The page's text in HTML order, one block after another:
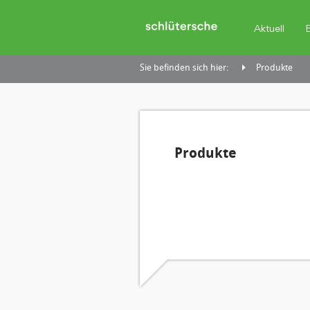
Aktuell
Sie befinden sich hier: Produkte
Produkte